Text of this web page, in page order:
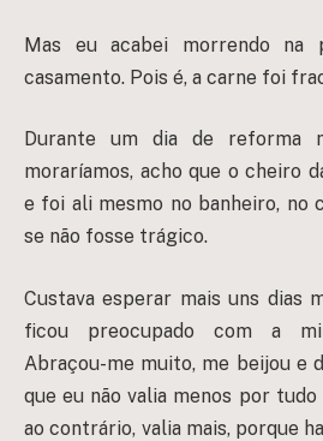
Mas eu acabei morrendo na
casamento. Pois é, a carne foi
Durante um dia de reforma
moraríamos, acho que o cheiro
e foi ali mesmo no banheiro, no
se não fosse trágico.
Custava esperar mais uns dias
ficou preocupado com a
Abraçou-me muito, me beijou e
que eu não valia menos por
ao contrário, valia mais, porque